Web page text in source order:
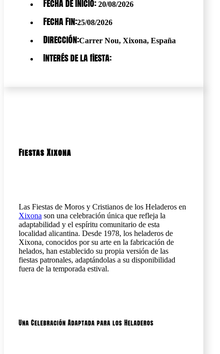
Fecha de Inicio: 20/08/2026
Fecha Fin:25/08/2026
Dirección:Carrer Nou, Xixona, España
Interés de la fiesta:
Fiestas Xixona
Las Fiestas de Moros y Cristianos de los Heladeros en
Xixona son una celebración única que refleja la
adaptabilidad y el espíritu comunitario de esta
localidad alicantina. Desde 1978, los heladeros de
Xixona, conocidos por su arte en la fabricación de
helados, han establecido su propia versión de las
fiestas patronales, adaptándolas a su disponibilidad
fuera de la temporada estival.
Una Celebración Adaptada para los Heladeros